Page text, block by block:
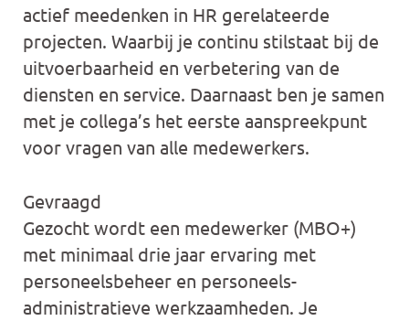
actief meedenken in HR gerelateerde
projecten. Waarbij je continu stilstaat bij de
uitvoerbaarheid en verbetering van de
diensten en service. Daarnaast ben je samen
met je collega’s het eerste aanspreekpunt
voor vragen van alle medewerkers.
Gevraagd
Gezocht wordt een medewerker (MBO+)
met minimaal drie jaar ervaring met
personeelsbeheer en personeels-
administratieve werkzaamheden. Je